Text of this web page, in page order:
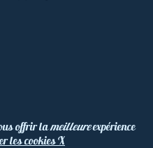
offrir lameilleureexpérience
les cookiesX